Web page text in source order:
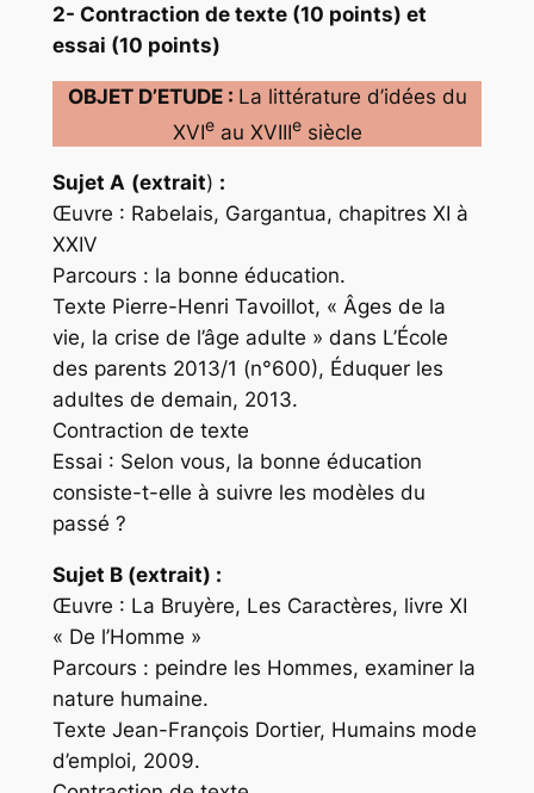
2- Contraction de texte (10 points) et
essai (10 points)
OBJET D’ETUDE : La littérature d’idées du
XVIeau XVIIIesiècle
Sujet A (extrait) :
Œuvre : Rabelais, Gargantua, chapitres XI à
XXIV
Parcours : la bonne éducation.
Texte Pierre-Henri Tavoillot, « Âges de la
vie, la crise de l’âge adulte » dans L’École
des parents 2013/1 (n°600), Éduquer les
adultes de demain, 2013.
Contraction de texte
Essai : Selon vous, la bonne éducation
consiste-t-elle à suivre les modèles du
passé ?
Sujet B (extrait) :
Œuvre : La Bruyère, Les Caractères, livre XI
« De l’Homme »
Parcours : peindre les Hommes, examiner la
nature humaine.
Texte Jean-François Dortier, Humains mode
d’emploi, 2009.